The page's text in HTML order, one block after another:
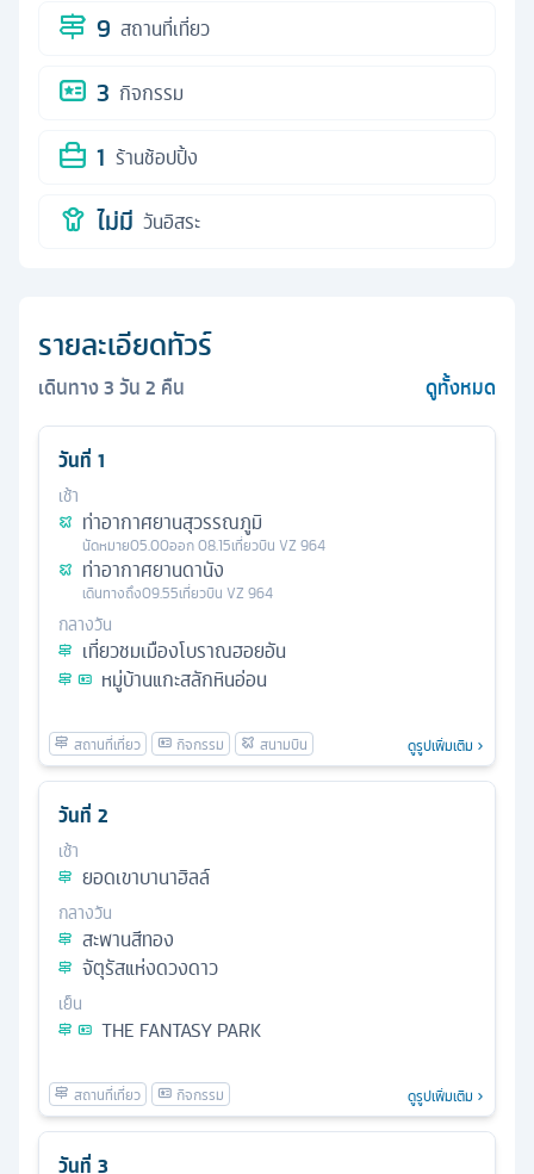
9 สถานที่เที่ยว
3 กิจกรรม
1 ร้านช้อปปิ้ง
ไม่มี วันอิสระ
รายละเอียดทัวร์
เดินทาง3วัน2 คืน ดูทั้งหมด
วันที่ 1
เช้า
ท่าอากาศยานสุวรรณภูมิ
นัดหมาย05.00ออก08.15เที่ยวบิน VZ 964
ท่าอากาศยานดานัง
เดินทางถึง09.55เที่ยวบิน VZ 964
กลางวัน
เที่ยวชมเมืองโบราณฮอยอัน
หมู่บ้านแกะสลักหินอ่อน
ดูรูปเพิ่มเติม
วันที่ 2
เช้า
ยอดเขาบานาฮิลล์
กลางวัน
สะพานสีทอง
จัตุรัสแห่งดวงดาว
เย็น
THE FANTASY PARK
ดูรูปเพิ่มเติม
วันที่ 3